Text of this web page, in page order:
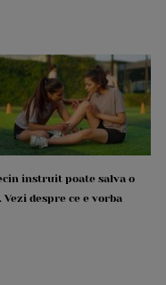
instruit poate salva o
Vezi despre ce e vorba